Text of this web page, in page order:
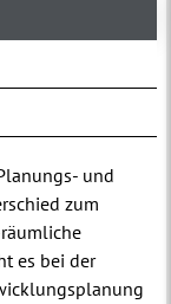
und
zum
es bei der